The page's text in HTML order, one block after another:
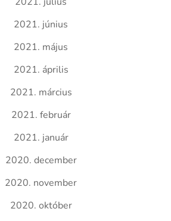
2021. június
2021. május
2021. április
2021. március
2021. február
2021. január
2020. december
2020. november
2020. október